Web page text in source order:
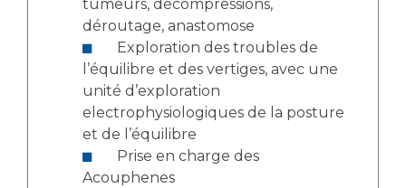
tumeurs, décompressions,
déroutage, anastomose
l’équilibre et des vertiges, avec une
unité d’exploration
electrophysiologiques de la posture
et de l’équilibre
Acouphenes